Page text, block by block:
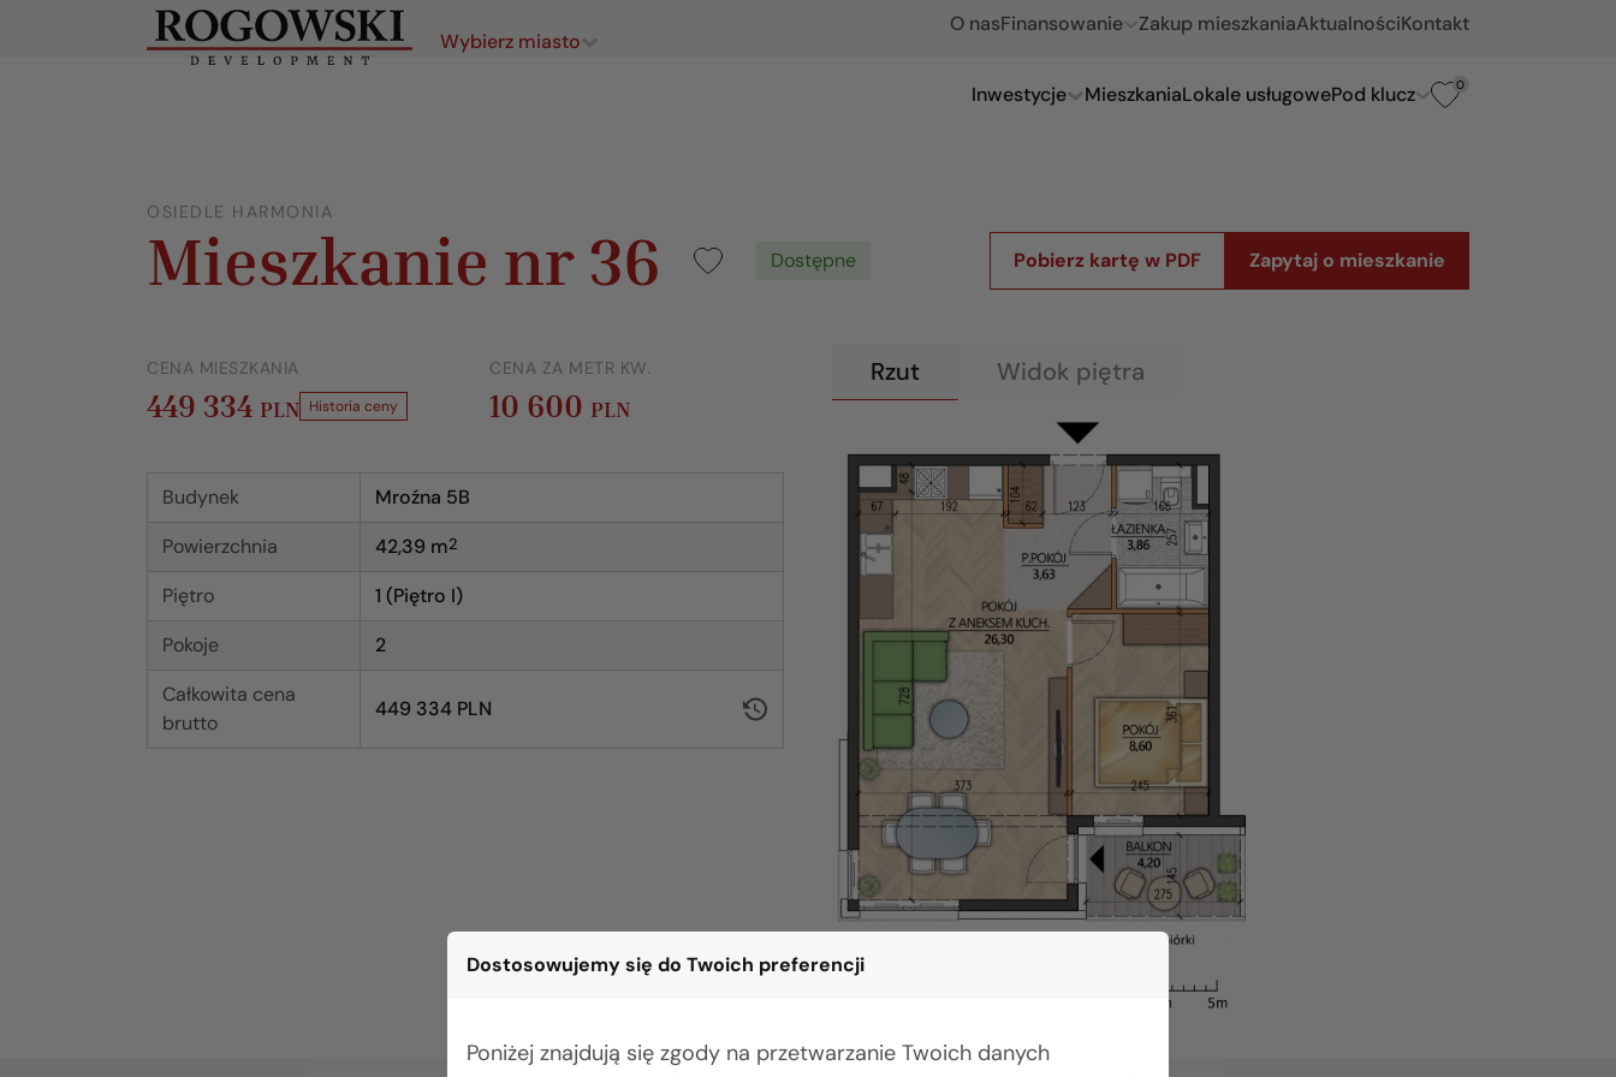
Dostosowujemy się do Twoich preferencji
Poniżej znajdują się zgody na przetwarzanie Twoich danych
O nasFinansowanie Zakup mieszkaniaAktualnościKontakt
Wybierz miasto
Inwestycje MieszkaniaLokale usługowePod klucz 0
OSIEDLE HARMONIA
Mieszkanie nr 36 Dostępne Pobierz kartę w PDF Zapytaj o mieszkanie
CENA MIESZKANIA
449 334 PLN Historia ceny
CENA ZA METR KW.
10 600 PLN
Budynek
Mroźna 5B
Powierzchnia
42,39 m2
Piętro
1 (Piętro I)
Pokoje
2
Całkowita cena
brutto
449 334 PLN
Rzut Widok piętra